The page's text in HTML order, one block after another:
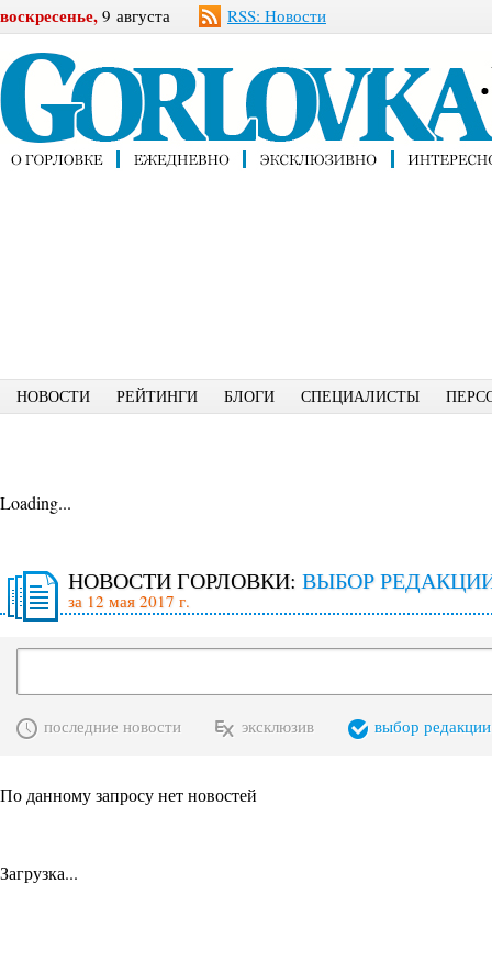
воскресенье, 9 августа RSS: Новости
НОВОСТИ РЕЙТИНГИ БЛОГИ СПЕЦИАЛИСТЫ
Loading...
НОВОСТИ ГОРЛОВКИ: ВЫБОР
за 12 мая 2017 г.
последние новости эксклюзив выбор редакции
По данному запросу нет новостей
Загрузка...